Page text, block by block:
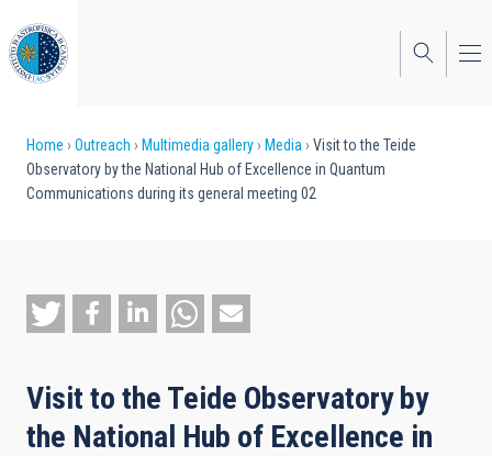
to
main
content
Breadcrumb
Home Outreach Multimedia gallery Media
Visit to the Teide
Observatory by the National Hub of Excellence in Quantum
Communications during its general meeting 02
Visit to the Teide Observatory by
the National Hub of Excellence in